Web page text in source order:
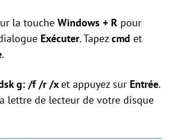
la touche Windows + R pour
Exécuter. Tapezcmd et
.
g: /f /r /xet appuyez sur Entrée.
lettre de lecteur de votre disque